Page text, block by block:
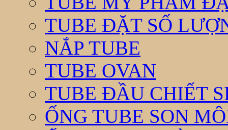
TUBE ĐẶT SỐ
NẮP TUBE
TUBE OVAN
TUBE ĐẦU CHIẾT
ỐNG TUBE SON